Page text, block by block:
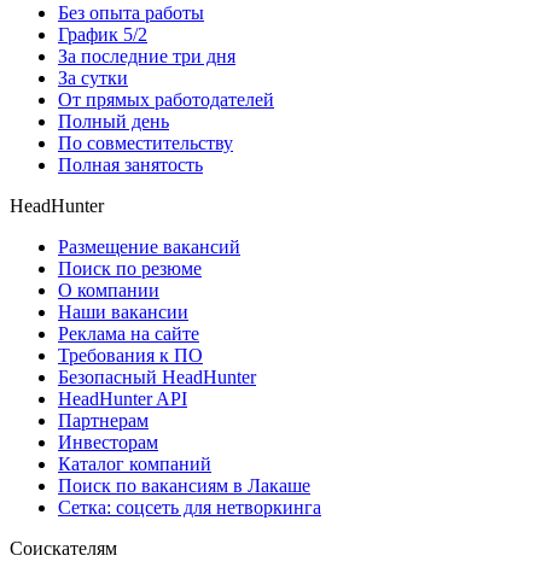
Без опыта работы
График 5/2
За последние три дня
За сутки
От прямых работодателей
Полный день
По совместительству
Полная занятость
HeadHunter
Размещение вакансий
Поиск по резюме
О компании
Наши вакансии
Реклама на сайте
Требования к ПО
Безопасный HeadHunter
HeadHunter API
Партнерам
Инвесторам
Каталог компаний
Поиск по вакансиям в Лакаше
Сетка: соцсеть для нетворкинга
Соискателям